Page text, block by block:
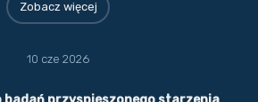
Zobacz więcej
10 cze 2026